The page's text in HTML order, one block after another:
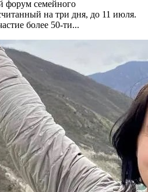
форум семейного
на три дня, до 11 июля.
более 50-ти...